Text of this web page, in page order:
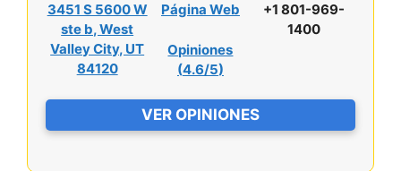
3451 S 5600 W
ste b, West
Valley City, UT
84120
Página Web
Opiniones
(4.6/5)
+1 801-969-
1400
VER OPINIONES